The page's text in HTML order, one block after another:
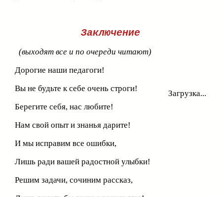
Заключение
(выходят все и по очереди читают)
Дорогие наши педагоги!
Загрузка...
Вы не будьте к себе очень строги!
Берегите себя, нас любите!
Нам свой опыт и знанья дарите!
И мы исправим все ошибки,
Лишь ради вашей радостной улыбки!
Решим задачи, сочиним рассказ,